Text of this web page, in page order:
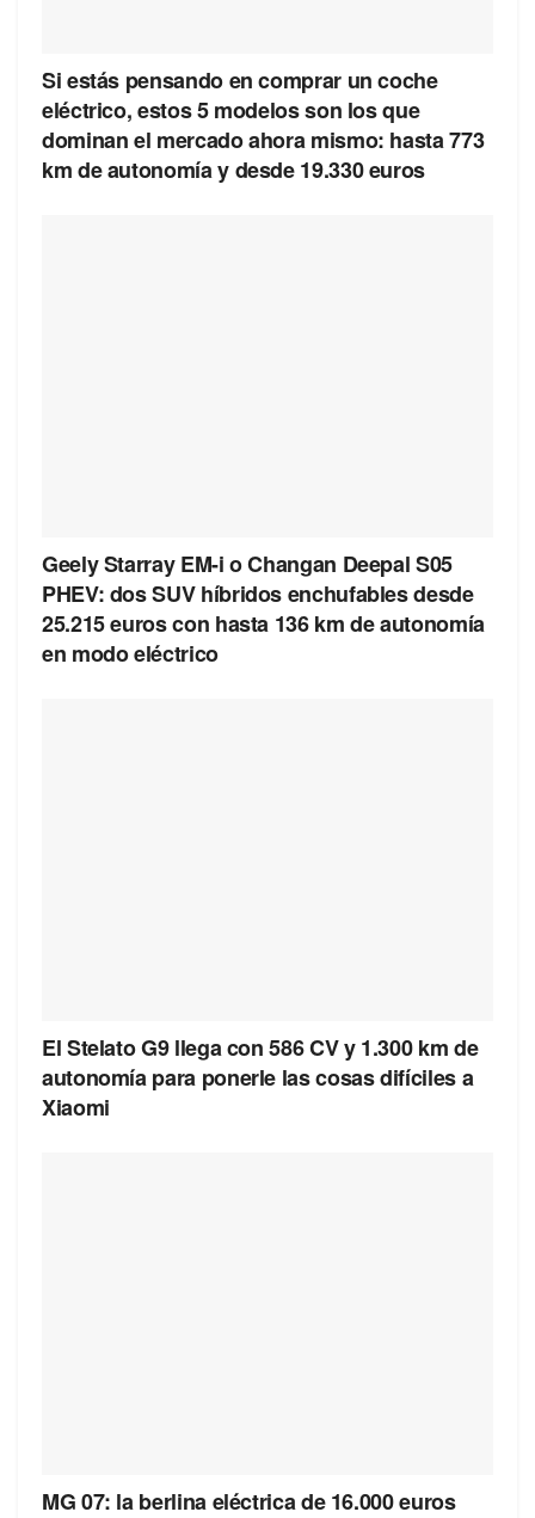
Si estás pensando en comprar un coche
eléctrico, estos 5 modelos son los que
dominan el mercado ahora mismo: hasta 773
km de autonomía y desde 19.330 euros
Geely Starray EM-i o Changan Deepal S05
PHEV: dos SUV híbridos enchufables desde
25.215 euros con hasta 136 km de autonomía
en modo eléctrico
El Stelato G9 llega con 586 CV y 1.300 km de
autonomía para ponerle las cosas difíciles a
Xiaomi
MG 07: la berlina eléctrica de 16.000 euros